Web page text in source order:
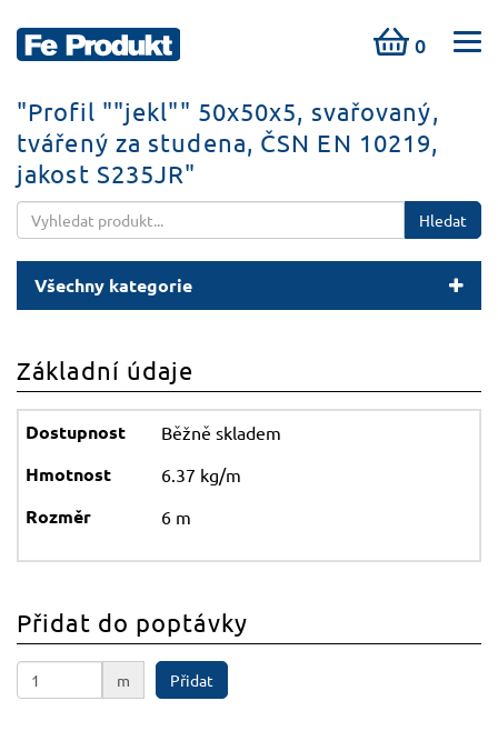
0
"Profil ""jekl"" 50x50x5, svařovaný,
tvářený za studena, ČSN EN 10219,
jakost S235JR"
Hledat
Všechny kategorie
Základní údaje
Běžně skladem
6.37 kg/m
6 m
Přidat do poptávky
m Přidat